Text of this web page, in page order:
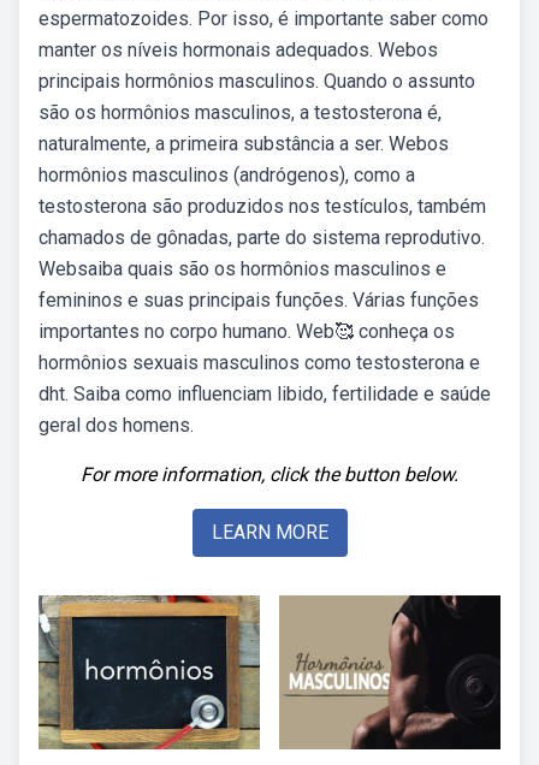
espermatozoides. Por isso, é importante saber como
manter os níveis hormonais adequados. Webos
principais hormônios masculinos. Quando o assunto
são os hormônios masculinos, a testosterona é,
naturalmente, a primeira substância a ser. Webos
hormônios masculinos (andrógenos), como a
testosterona são produzidos nos testículos, também
chamados de gônadas, parte do sistema reprodutivo.
Websaiba quais são os hormônios masculinos e
femininos e suas principais funções. Várias funções
importantes no corpo humano. Web🥰 conheça os
hormônios sexuais masculinos como testosterona e
dht. Saiba como influenciam libido, fertilidade e saúde
geral dos homens.
For more information, click the button below.
LEARN MORE